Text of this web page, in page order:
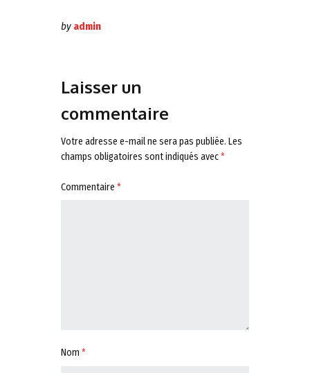
by admin
Laisser un
commentaire
Votre adresse e-mail ne sera pas publiée. Les
champs obligatoires sont indiqués avec*
Commentaire *
Nom *